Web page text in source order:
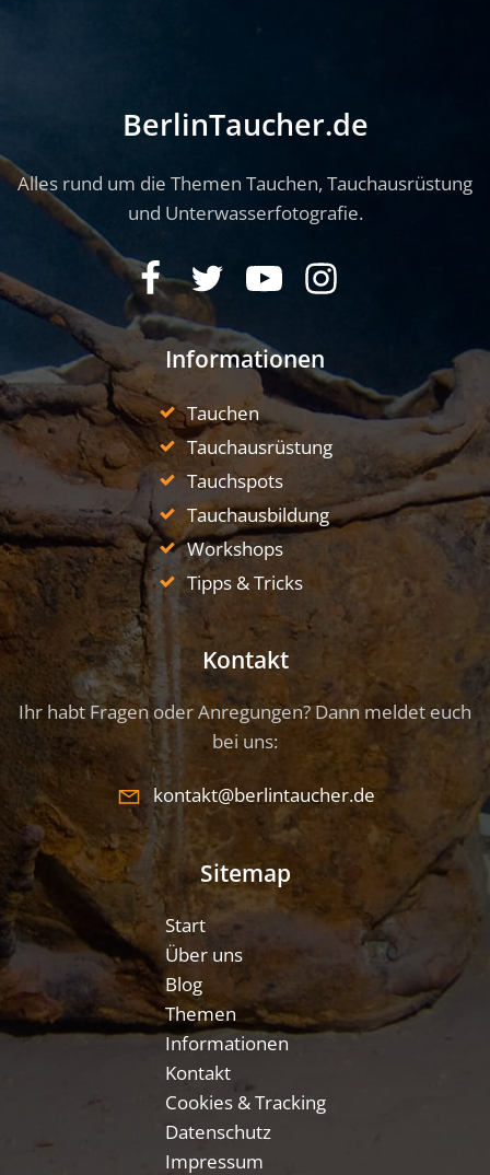
BerlinTaucher.de
Alles rund um die Themen Tauchen, Tauchausrüstung
und Unterwasserfotografie.
Informationen
Tauchen
Tauchausrüstung
Tauchspots
Tauchausbildung
Workshops
Tipps & Tricks
Kontakt
Ihr habt Fragen oder Anregungen? Dann meldet euch
bei uns:
kontakt@berlintaucher.de
Sitemap
Start
Über uns
Blog
Themen
Informationen
Kontakt
Cookies & Tracking
Datenschutz
Impressum